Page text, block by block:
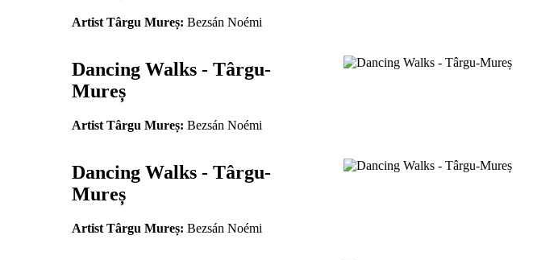
Artist Târgu Mureș: Bezsán Noémi
Dancing Walks - Târgu-
Mureș
Artist Târgu Mureș: Bezsán Noémi
Dancing Walks - Târgu-
Mureș
Artist Târgu Mureș: Bezsán Noémi